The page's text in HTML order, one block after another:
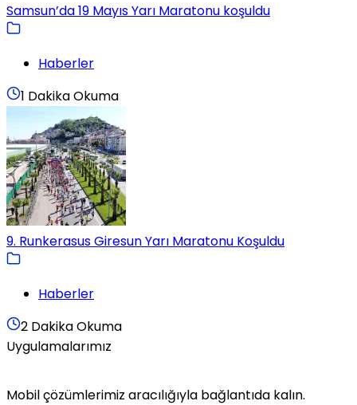
Samsun’da 19 Mayıs Yarı Maratonu koşuldu
Haberler
1 Dakika Okuma
9. Runkerasus Giresun Yarı Maratonu Koşuldu
Haberler
2 Dakika Okuma
Uygulamalarımız
Mobil çözümlerimiz aracılığıyla bağlantıda kalın.